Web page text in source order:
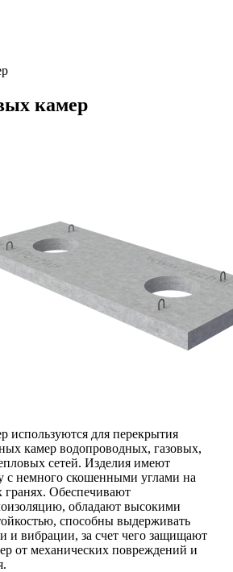
камер
используются для перекрытия
камер водопроводных, газовых,
сетей. Изделия имеют
с немного скошенными углами на
гранях. Обеспечивают
обладают высокими
способны выдерживать
и вибрации, за счет чего защищают
от механических повреждений и